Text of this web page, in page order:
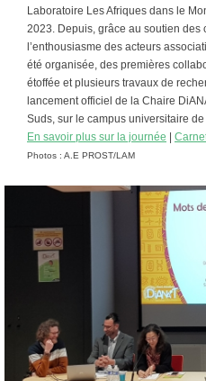
Laboratoire Les Afriques dans le
2023. Depuis, grâce au soutien des
l’enthousiasme des acteurs
été organisée, des premières
étoffée et plusieurs travaux de
lancement officiel de la Chaire
Suds, sur le campus universitaire
En savoir plus sur la journée
Photos : A.E PROST/LAM